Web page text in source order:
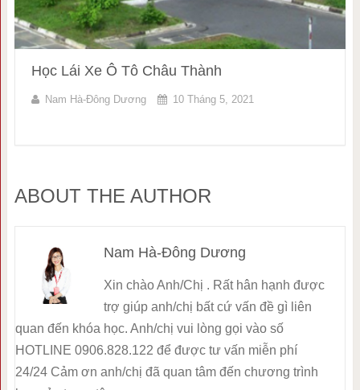
Học Lái Xe Ô Tô Châu Thành
Nam Hà-Đông Dương 10 Tháng 5, 2021
ABOUT THE AUTHOR
Nam Hà-Đông Dương
Xin chào Anh/Chị . Rất hân hạnh được
trợ giúp anh/chị bất cứ vấn đề gì liên
quan đến khóa học. Anh/chị vui lòng gọi vào số
HOTLINE 0906.828.122 để được tư vấn miễn phí
24/24 Cảm ơn anh/chị đã quan tâm đến chương trình